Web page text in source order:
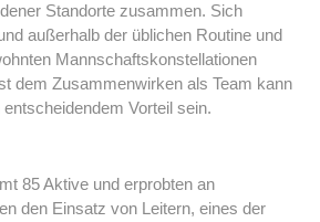
Standorte zusammen. Sich
außerhalb der üblichen Routine und
Mannschaftskonstellationen
dem Zusammenwirken als Team kann
Vorteil sein.
85 Aktive und erprobten an
den Einsatz von Leitern, eines der